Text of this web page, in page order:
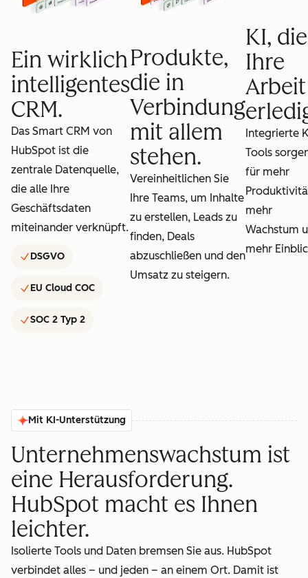
Ein wirklich
intelligentes
CRM.
Das Smart CRM von
HubSpot ist die
zentrale Datenquelle,
die alle Ihre
Geschäftsdaten
miteinander verknüpft.
DSGVO
EU Cloud COC
SOC 2 Typ 2
Produkte,
die in
Verbindung
mit allem
stehen.
Vereinheitlichen Sie
Ihre Teams, um Inhalte
zu erstellen, Leads zu
finden, Deals
abzuschließen und den
Umsatz zu steigern.
KI, die
Ihre
Arbeit
Integrierte
Tools
für mehr
mehr
Wachstum
mehr
Mit KI-Unterstützung
Unternehmenswachstum ist
eine Herausforderung.
HubSpot macht es Ihnen
leichter.
Isolierte Tools und Daten bremsen Sie aus. HubSpot
verbindet alles – und jeden – an einem Ort. Damit ist